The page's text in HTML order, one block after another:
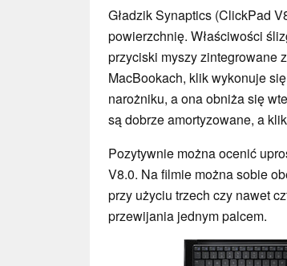
Gładzik Synaptics (ClickPad
powierzchnię. Właściwości
przyciski myszy zintegrowane
MacBookach, klik wykonuje
narożniku, a ona obniża się
są dobrze amortyzowane, a
Pozytywnie można ocenić
V8.0. Na filmie można sobie
przy użyciu trzech czy nawet
przewijania jednym palcem.